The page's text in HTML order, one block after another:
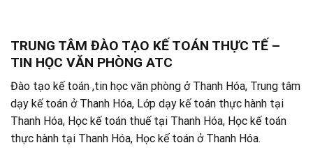
TRUNG TÂM ĐÀO TẠO KẾ TOÁN THỰC TẾ –
TIN HỌC VĂN PHÒNG ATC
Đào tạo kế toán ,tin học văn phòng ở Thanh Hóa, Trung tâm
dạy kế toán ở Thanh Hóa, Lớp dạy kế toán thực hành tại
Thanh Hóa, Học kế toán thuế tại Thanh Hóa, Học kế toán
thực hành tại Thanh Hóa, Học kế toán ở Thanh Hóa.